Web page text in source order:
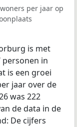
per jaar op
is met
personen in
is een groei
jaar over de
was 222
de data in de
De cijfers